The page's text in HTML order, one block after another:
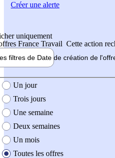
uniquement
France Travail Cette action
filtres de Date de création de
création de l'offre
Un jour
Trois jours
Une semaine
Deux semaines
Un mois
Toutes les offres
Créer une alerte